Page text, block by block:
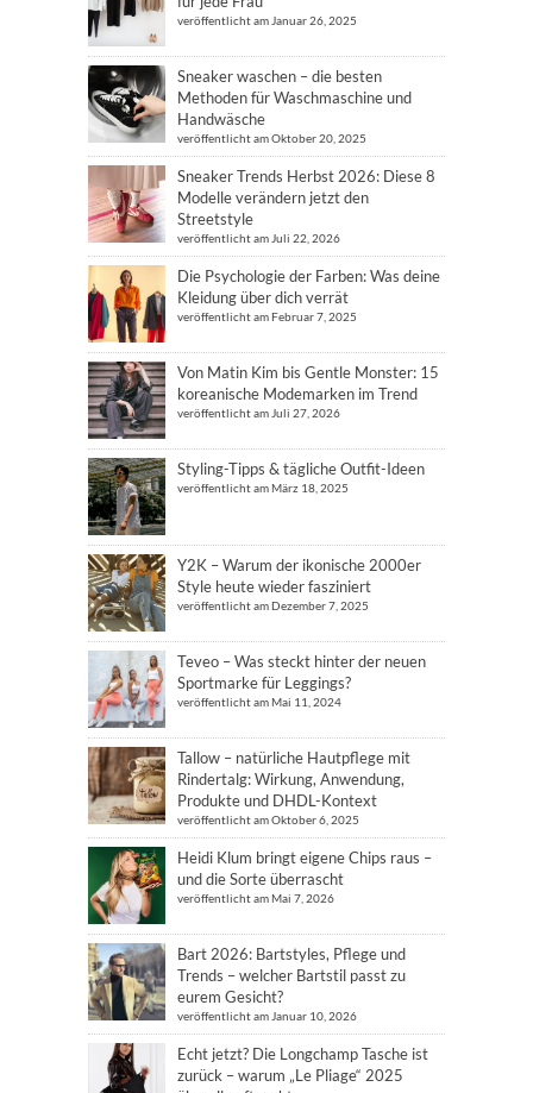
veröffentlicht am Januar 26, 2025
Sneaker waschen – die besten
Methoden für Waschmaschine und
Handwäsche
veröffentlicht am Oktober 20, 2025
Sneaker Trends Herbst 2026: Diese 8
Modelle verändern jetzt den
Streetstyle
veröffentlicht am Juli 22, 2026
Die Psychologie der Farben: Was deine
Kleidung über dich verrät
veröffentlicht am Februar 7, 2025
Von Matin Kim bis Gentle Monster: 15
koreanische Modemarken im Trend
veröffentlicht am Juli 27, 2026
Styling-Tipps & tägliche Outfit-Ideen
veröffentlicht am März 18, 2025
Y2K – Warum der ikonische 2000er
Style heute wieder fasziniert
veröffentlicht am Dezember 7, 2025
Teveo – Was steckt hinter der neuen
Sportmarke für Leggings?
veröffentlicht am Mai 11, 2024
Tallow – natürliche Hautpflege mit
Rindertalg: Wirkung, Anwendung,
Produkte und DHDL-Kontext
veröffentlicht am Oktober 6, 2025
Heidi Klum bringt eigene Chips raus –
und die Sorte überrascht
veröffentlicht am Mai 7, 2026
Bart 2026: Bartstyles, Pflege und
Trends – welcher Bartstil passt zu
eurem Gesicht?
veröffentlicht am Januar 10, 2026
Echt jetzt? Die Longchamp Tasche ist
zurück – warum „Le Pliage“ 2025